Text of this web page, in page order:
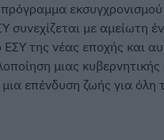
εκσυγχρονισμού
συνεχίζεται με αμείωτη
της νέας εποχής και
μιας
επένδυση ζωής για όλη